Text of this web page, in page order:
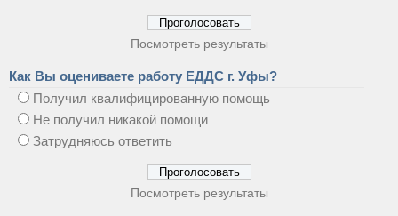
Посмотреть результаты
Как Вы оцениваете работу ЕДДС г. Уфы?
Получил квалифицированную помощь
Не получил никакой помощи
Затрудняюсь ответить
Посмотреть результаты